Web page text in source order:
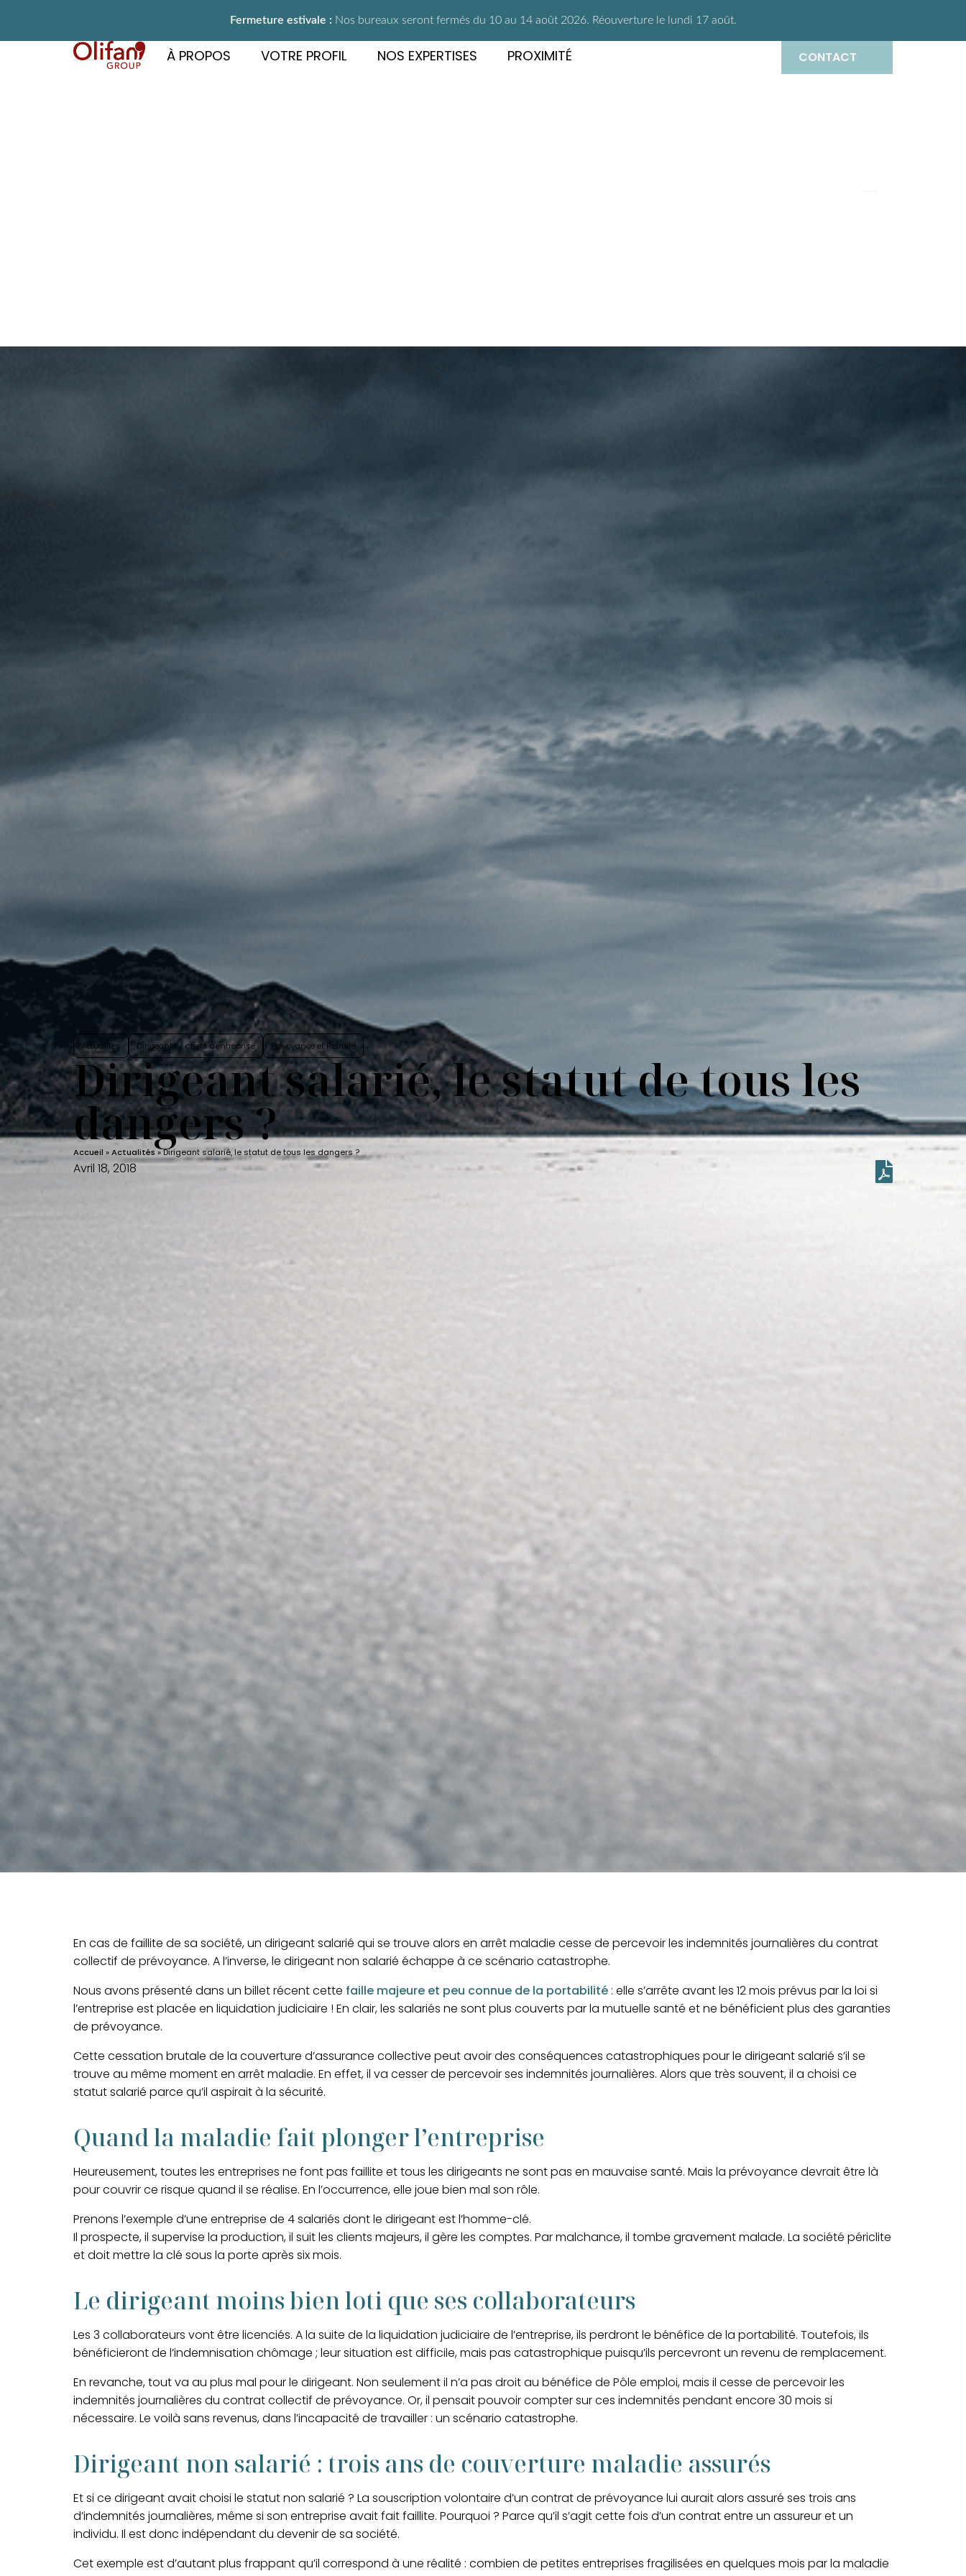
Fermeture estivale : Nos bureaux seront fermés du 10 au 14 août 2026. Réouverture le lundi 17 août.
À PROPOS VOTRE PROFIL NOS EXPERTISES PROXIMITÉ CONTACT
Actualités Dirigeants / chefs d'entreprise Prévoyance et Retraite
Dirigeant salarié, le statut de tous les
dangers ?
Accueil »Actualités»Dirigeant salarié, le statut de tous les dangers ?
Avril 18, 2018
En cas de faillite de sa société, un dirigeant salarié qui se trouve alors en arrêt maladie cesse de percevoir les indemnités journalières du contrat
collectif de prévoyance. A l’inverse, le dirigeant non salarié échappe à ce scénario catastrophe.
Nous avons présenté dans un billet récent cette faille majeure et peu connue de la portabilité : elle s’arrête avant les 12 mois prévus par la loi si
l’entreprise est placée en liquidation judiciaire ! En clair, les salariés ne sont plus couverts par la mutuelle santé et ne bénéficient plus des garanties
de prévoyance.
Cette cessation brutale de la couverture d’assurance collective peut avoir des conséquences catastrophiques pour le dirigeant salarié s’il se
trouve au même moment en arrêt maladie. En effet,il va cesser de percevoir ses indemnités journalières. Alors que très souvent, il a choisi ce
statut salarié parce qu’il aspirait à la sécurité.
Quand la maladie fait plonger l’entreprise
Heureusement, toutes les entreprises ne font pas faillite et tous les dirigeants ne sont pas en mauvaise santé. Mais la prévoyance devrait être là
pour couvrir ce risque quand il se réalise. En l’occurrence, elle joue bien mal son rôle.
Prenons l’exemple d’une entreprise de 4 salariés dont le dirigeant est l’homme-clé.
Il prospecte, il supervise la production, il suit les clients majeurs, il gère les comptes. Par malchance, il tombe gravement malade. La société périclite
et doit mettre la clé sous la porte après six mois.
Le dirigeant moins bien loti que ses collaborateurs
Les 3 collaborateurs vont être licenciés. A la suite de la liquidation judiciaire de l’entreprise, ils perdront le bénéfice de la portabilité. Toutefois, ils
bénéficieront de l’indemnisation chômage ; leur situation est difficile, mais pas catastrophique puisqu’ils percevront un revenu de remplacement.
En revanche, tout va au plus mal pour le dirigeant. Non seulement il n’a pas droit au bénéfice de Pôle emploi, mais il cesse de percevoir les
indemnités journalières du contrat collectif de prévoyance. Or, il pensait pouvoir compter sur ces indemnités pendant encore 30 mois si
nécessaire. Le voilà sans revenus, dans l’incapacité de travailler : un scénario catastrophe.
Dirigeant non salarié : trois ans de couverture maladie assurés
Et si ce dirigeant avait choisi le statut non salarié ? La souscription volontaire d’un contrat de prévoyance lui aurait alors assuré ses trois ans
d’indemnités journalières, même si son entreprise avait fait faillite. Pourquoi ? Parce qu’il s’agit cette fois d’un contrat entre un assureur et un
individu. Il est donc indépendant du devenir de sa société.
Cet exemple est d’autant plus frappant qu’il correspond à une réalité : combien de petites entreprises fragilisées en quelques mois par la maladie